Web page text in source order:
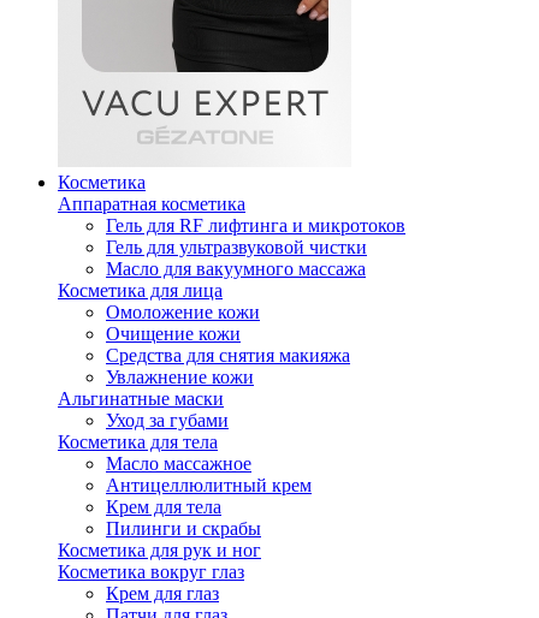
Косметика
Аппаратная косметика
Гель для RF лифтинга и микротоков
Гель для ультразвуковой чистки
Масло для вакуумного массажа
Косметика для лица
Омоложение кожи
Очищение кожи
Средства для снятия макияжа
Увлажнение кожи
Альгинатные маски
Уход за губами
Косметика для тела
Масло массажное
Антицеллюлитный крем
Крем для тела
Пилинги и скрабы
Косметика для рук и ног
Косметика вокруг глаз
Крем для глаз